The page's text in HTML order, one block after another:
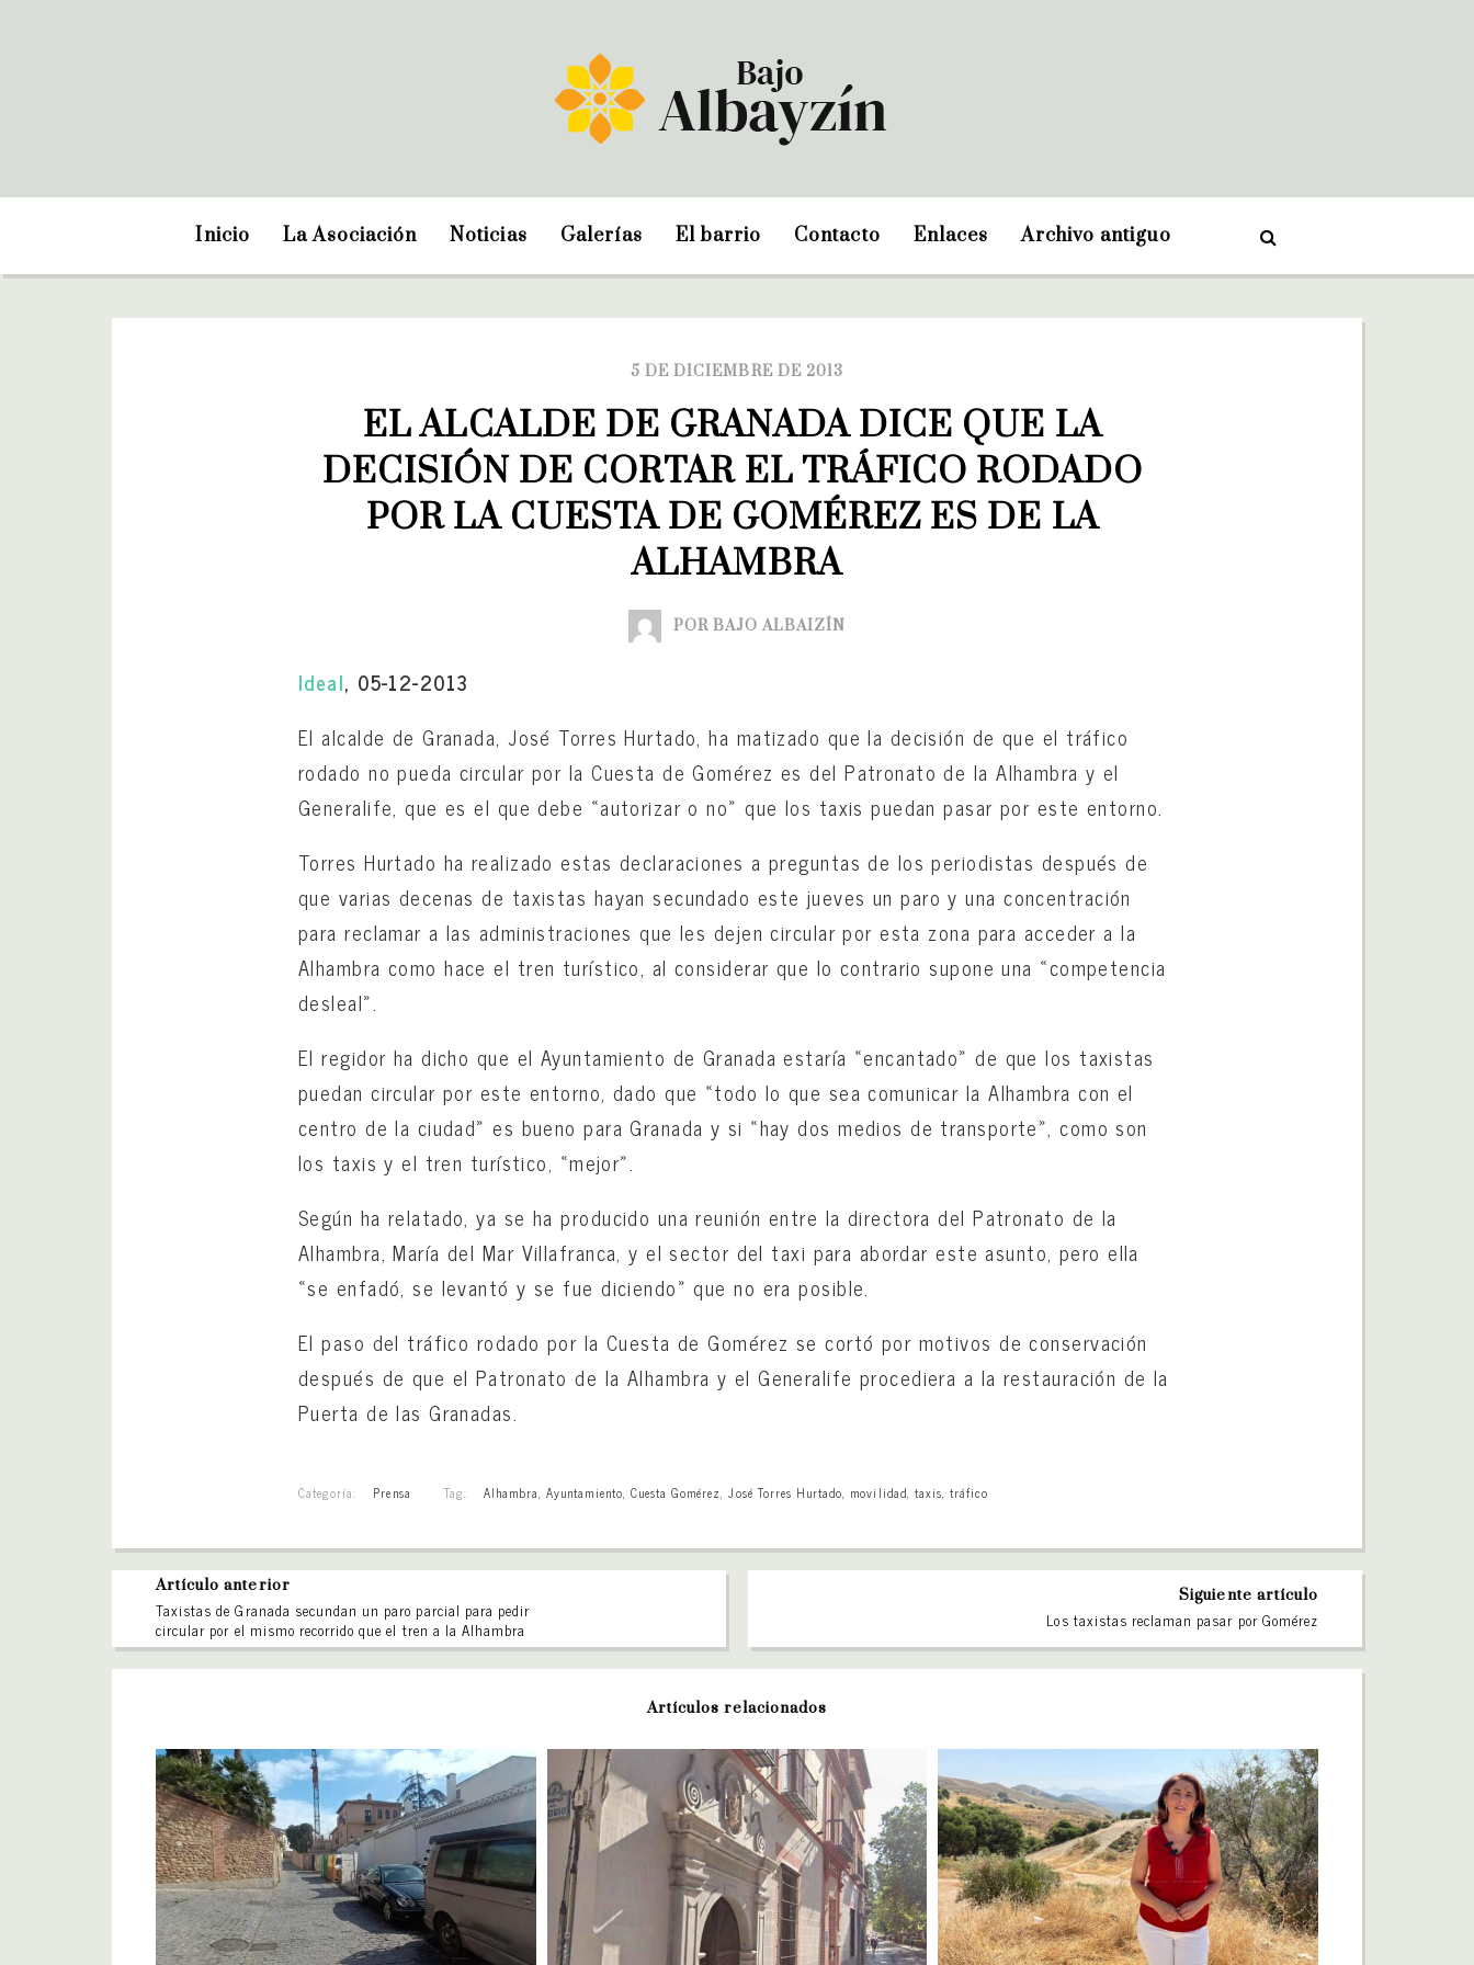
Inicio La Asociación Noticias Galerías El barrio Contacto Enlaces Archivo antiguo
5 DE DICIEMBRE DE 2013
EL ALCALDE DE GRANADA DICE QUE LA
DECISIÓN DE CORTAR EL TRÁFICO RODADO
POR LA CUESTA DE GOMÉREZ ES DE LA
ALHAMBRA
POR BAJO ALBAIZÍN
Ideal, 05-12-2013
El alcalde de Granada, José Torres Hurtado, ha matizado que la decisión de que el tráfico
rodado no pueda circular por la Cuesta de Gomérez es del Patronato de la Alhambra y el
Generalife, que es el que debe «autorizar o no» que los taxis puedan pasar por este entorno.
Torres Hurtado ha realizado estas declaraciones a preguntas de los periodistas después de
que varias decenas de taxistas hayan secundado este jueves un paro y una concentración
para reclamar a las administraciones que les dejen circular por esta zona para acceder a la
Alhambra como hace el tren turístico, al considerar que lo contrario supone una «competencia
desleal».
El regidor ha dicho que el Ayuntamiento de Granada estaría «encantado» de que los taxistas
puedan circular por este entorno, dado que «todo lo que sea comunicar la Alhambra con el
centro de la ciudad» es bueno para Granada y si «hay dos medios de transporte», como son
los taxis y el tren turístico, «mejor».
Según ha relatado, ya se ha producido una reunión entre la directora del Patronato de la
Alhambra, María del Mar Villafranca, y el sector del taxi para abordar este asunto, pero ella
«se enfadó, se levantó y se fue diciendo» que no era posible.
El paso del tráfico rodado por la Cuesta de Gomérez se cortó por motivos de conservación
después de que el Patronato de la Alhambra y el Generalife procediera a la restauración de la
Puerta de las Granadas.
Categoría: Prensa Tag: Alhambra,Ayuntamiento, Cuesta Gomérez,José Torres Hurtado, movilidad, taxis,tráfico
Artículo anterior
Taxistas de Granada secundan un paro parcial para pedir
circular por el mismo recorrido que el tren a la Alhambra
Siguiente artículo
Los taxistas reclaman pasar por Gomérez
Artículos relacionados